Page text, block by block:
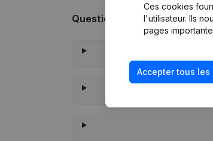
Questions fréquemment
Ces cookies
l'utilisateur. Ils
pages
Accepter tous les